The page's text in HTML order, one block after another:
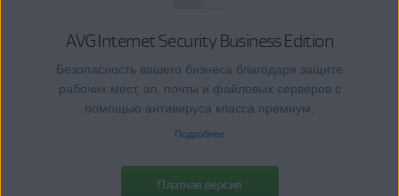
AVG Internet Security Business Edition
Безопасность вашего бизнеса благодаря защите
рабочих мест, эл. почты и файловых серверов с
помощью антивируса класса премиум.
Подробнее
Платная версия